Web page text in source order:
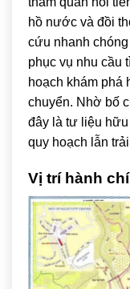
hồ nước và đồi
cứu nhanh
phục vụ nhu cầu
hoạch khám
chuyển. Nhờ bố
đây là tư liệu
quy hoạch lẫn
Vị trí hành